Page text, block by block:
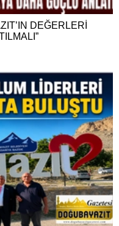
DEĞERLERİ